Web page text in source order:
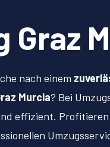
Graz
nach einem
Murcia? Bei
effizient.